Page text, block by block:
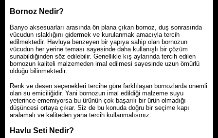
Bornoz Nedir?
Banyo aksesuarları arasında ön plana çıkan bornoz, duş sonrasında
vücudun ıslaklığını gidermek ve kurulanmak amacıyla tercih
edilmektedir. Havluya benzeyen bir yapıya sahip olan bornozun
vücudun her yerine teması sayesinde daha kullanışlı bir çözüm
sunabildiğinden söz edilebilir. Genellikle kış aylarında tercih edilen
bornozun kaliteli malzemeden imal edilmesi sayesinde uzun ömürlü
olduğu bilinmektedir.
Renk ve desen seçenekleri tercihe göre farklılaşan bornozlarda önemli
olan su emiciliğidir. Yani bornozun imal edildiği malzeme suyu
yeterince ememiyorsa bu ürünün çok başarılı bir ürün olmadığı
düşüncesi ortaya çıkar. Siz de bu konuda doğru bir seçime kapı
aralamalı ve kaliteden yana tercih kullanmalısınız.
Havlu Seti Nedir?